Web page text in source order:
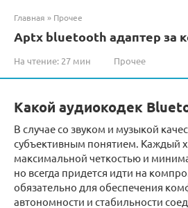
Главная » Прочее
Aptx bluetooth адаптер за
На чтение: 27 мин Прочее
Какой аудиокодек
В случае со звуком и музыкой
субъективным понятием. Каждый
максимальной четкостью и
но всегда придется идти на
обязательно для обеспечения
автономности и стабильности